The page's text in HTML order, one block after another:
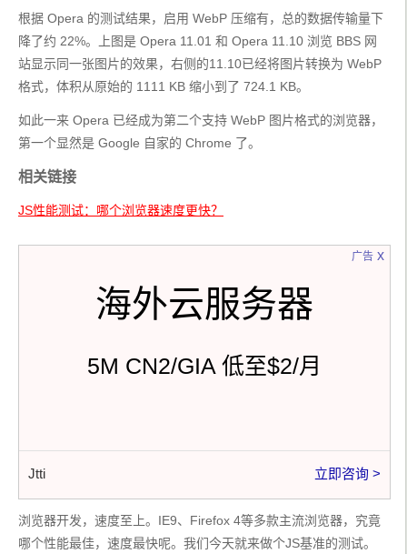
根据 Opera 的测试结果，启用 WebP 压缩有，总的数据传输量下
降了约 22%。上图是 Opera 11.01 和 Opera 11.10 浏览 BBS 网
站显示同一张图片的效果，右侧的11.10已经将图片转换为 WebP
格式，体积从原始的 1111 KB 缩小到了 724.1 KB。
如此一来 Opera 已经成为第二个支持 WebP 图片格式的浏览器，
第一个显然是 Google 自家的 Chrome 了。
相关链接
JS性能测试：哪个浏览器速度更快？
广告
海外云服务器
5M CN2/GIA 低至$2/月
Jtti 立即咨询 >
x
浏览器开发，速度至上。IE9、Firefox 4等多款主流浏览器，究竟
哪个性能最佳，速度最快呢。我们今天就来做个JS基准的测试。